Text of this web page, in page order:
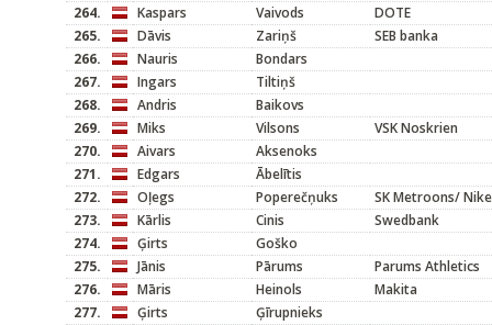
264.
Kaspars Vaivods
DOTE
265.
Dāvis Zariņš
SEB banka
266.
Nauris
Bondars
267.
Ingars
Tiltiņš
268.
Andris
Baikovs
269.
Miks Vilsons
VSK Noskrien
270.
Aivars
Aksenoks
271.
Edgars
Ābelītis
272.
Oļegs Poperečņuks
SK Metroons/ Nike
273.
Kārlis Cinis
Swedbank
274.
Ģirts
Goško
275.
Jānis Pārums
Parums Athletics
276.
Māris Heinols
Makita
277.
Ģirts
Ģīrupnieks